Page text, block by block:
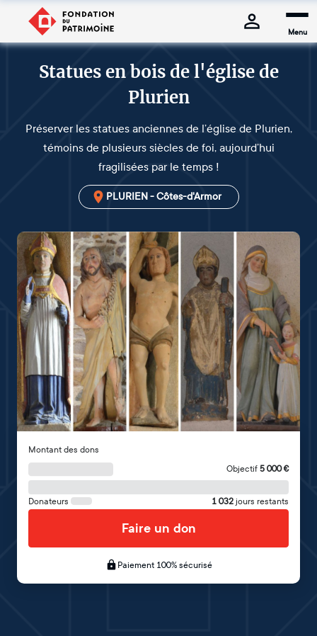
Menu
Statues en bois de l'église de
Plurien
Préserver les statues anciennes de l’église de Plurien,
témoins de plusieurs siècles de foi, aujourd’hui
fragilisées par le temps !
PLURIEN - Côtes-d'Armor
Montant des dons
Objectif 5 000€
Donateurs 1 032 jours restants
Faire un don
Paiement 100% sécurisé